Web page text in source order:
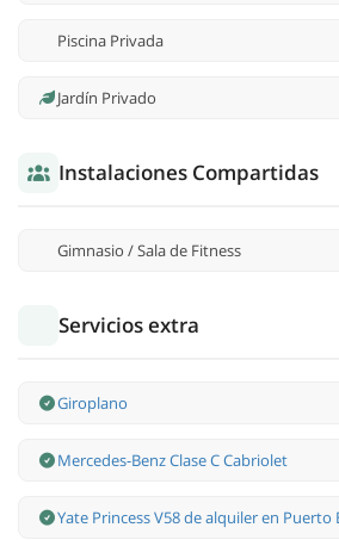
Piscina Privada
Jardín Privado
Instalaciones Compartidas
Gimnasio / Sala de Fitness
Servicios extra
Giroplano
Mercedes-Benz Clase С Cabriolet
Yate Princess V58 de alquiler en Puerto